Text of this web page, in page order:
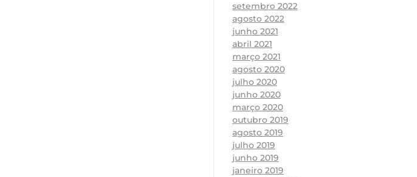
setembro 2022
agosto 2022
junho 2021
abril 2021
março 2021
agosto 2020
julho 2020
junho 2020
março 2020
outubro 2019
agosto 2019
julho 2019
junho 2019
janeiro 2019